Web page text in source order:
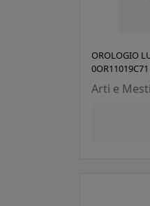
OROLOGIO
0OR11019C71
Arti e